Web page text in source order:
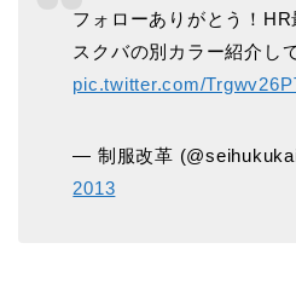
フォローありがとう！HR
スクバの別カラー紹介し
pic.twitter.com/
— 制服改革
2013